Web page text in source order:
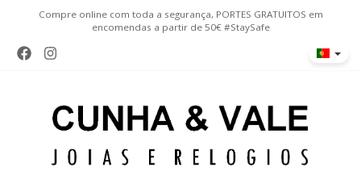
Compre online com toda a segurança, PORTES GRATUITOS em
encomendas a partir de 50€ #StaySafe